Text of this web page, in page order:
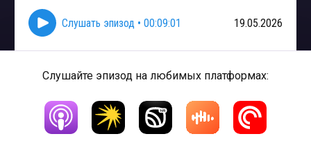
Слушать эпизод • 00:09:01 19.05.2026
Слушайте эпизод на любимых платформах: